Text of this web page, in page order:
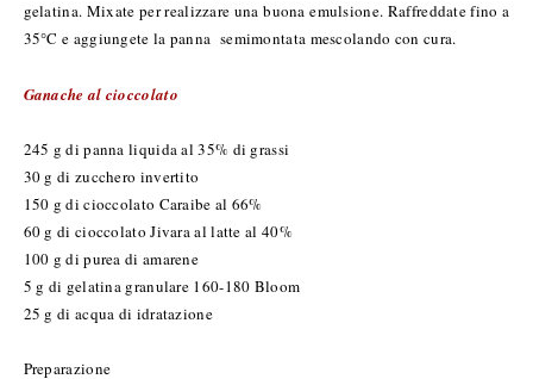
gelatina. Mixate per realizzare una buona emulsione. Raffreddate fino a
35°C e aggiungete la panna semimontata mescolando con cura.
Ganache al cioccolato
245 g di panna liquida al 35% di grassi
30 g di zucchero invertito
150 g di cioccolato Caraibe al 66%
60 g di cioccolato Jivara al latte al 40%
100 g di purea di amarene
5 g di gelatina granulare 160-180 Bloom
25 g di acqua di idratazione
Preparazione